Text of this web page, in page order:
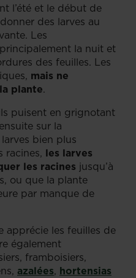
l’été et le début de
des larves au
Les
la nuit et
des feuilles. Les
mais ne
plante.
puisent en grignotant
sur la
bien plus
racines, les larves
les racines jusqu’à
ou que la plante
par manque de
apprécie les feuilles de
également
framboisiers,
azalées, hortensias